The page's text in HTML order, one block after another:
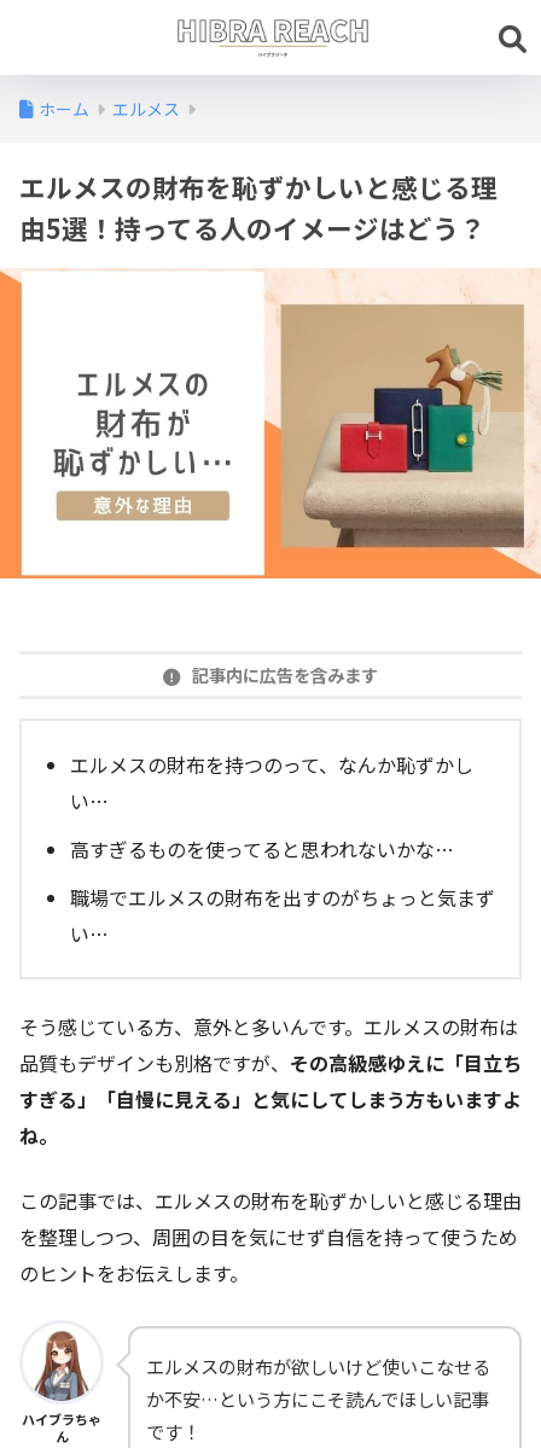
ホーム エルメス
エルメスの財布を恥ずかしいと感じる理
由5選！持ってる人のイメージはどう？
記事内に広告を含みます
エルメスの財布を持つのって、なんか恥ずかし
い…
高すぎるものを使ってると思われないかな…
職場でエルメスの財布を出すのがちょっと気まず
い…
そう感じている方、意外と多いんです。エルメスの財布は
品質もデザインも別格ですが、 その高級感ゆえに「目立ち
すぎる」「自慢に見える」と気にしてしまう方もいますよ
ね。
この記事では、エルメスの財布を恥ずかしいと感じる理由
を整理しつつ、周囲の目を気にせず自信を持って使うため
のヒントをお伝えします。
ハイブラちゃ
ん
エルメスの財布が欲しいけど使いこなせる
か不安…という方にこそ読んでほしい記事
です！